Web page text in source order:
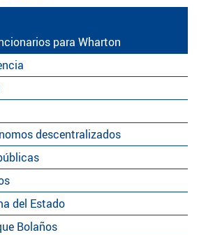
descentralizados
del Estado
para Wharton
Bolaños